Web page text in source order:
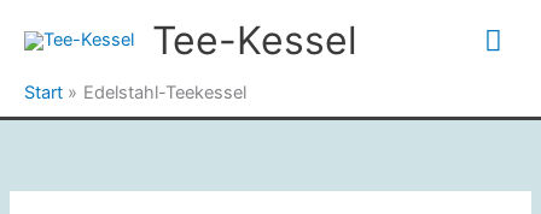
Inhalt
Tee-Kessel
Start Edelstahl-Teekessel